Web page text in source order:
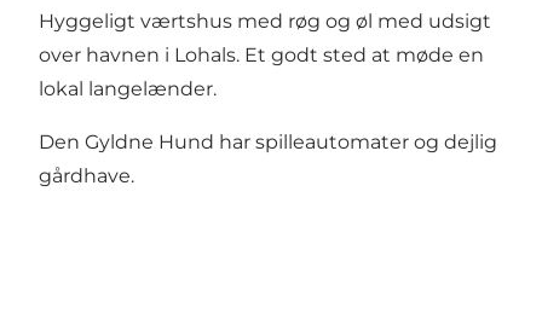
Hyggeligt værtshus med røg og øl med udsigt
over havnen i Lohals. Et godt sted at møde en
lokal langelænder.
Den Gyldne Hund har spilleautomater og dejlig
gårdhave.